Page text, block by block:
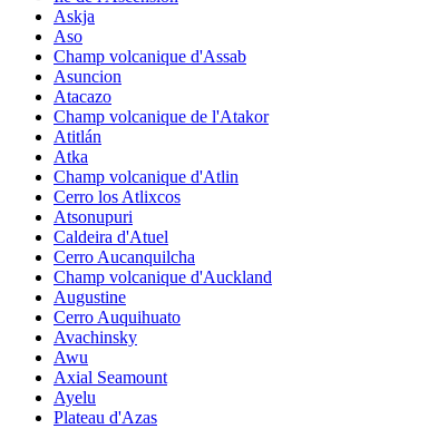
Askja
Aso
Champ volcanique d'Assab
Asuncion
Atacazo
Champ volcanique de l'Atakor
Atitlán
Atka
Champ volcanique d'Atlin
Cerro los Atlixcos
Atsonupuri
Caldeira d'Atuel
Cerro Aucanquilcha
Champ volcanique d'Auckland
Augustine
Cerro Auquihuato
Avachinsky
Awu
Axial Seamount
Ayelu
Plateau d'Azas